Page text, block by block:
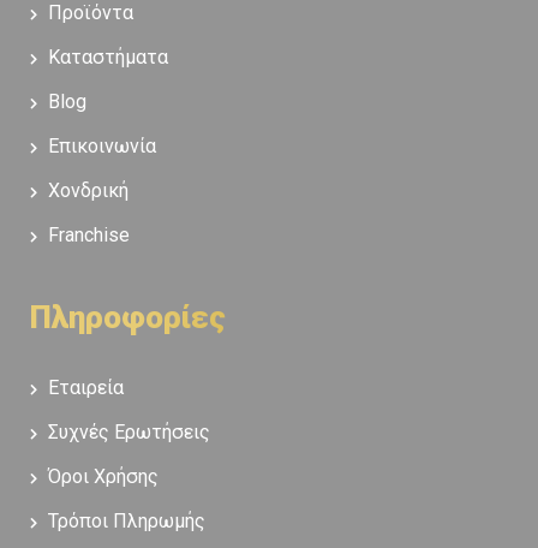
Προϊόντα
Καταστήματα
Blog
Επικοινωνία
Χονδρική
Franchise
Πληροφορίες
Εταιρεία
Συχνές Ερωτήσεις
Όροι Χρήσης
Τρόποι Πληρωμής